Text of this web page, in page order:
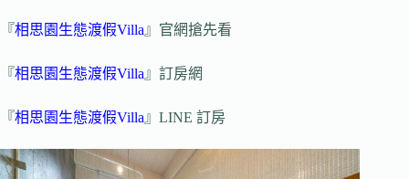
『相思園生態渡假Villa 』官網搶先看
『相思園生態渡假Villa 』訂房網
『相思園生態渡假Villa 』LINE 訂房